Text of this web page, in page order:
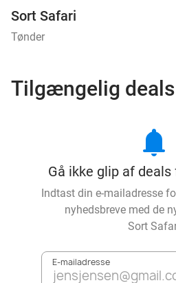
Sort Safari
Tønder
Tilgængelig deals
notifications
Gå ikke glip af
Indtast din e-mailadresse
nyhedsbreve med de
Sort
E-mailadresse